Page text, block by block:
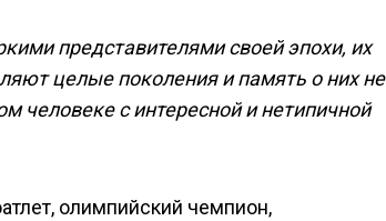
представителями своей эпохи, их
целые поколения и память о них не
человеке с интересной и нетипичной
олимпийский чемпион,